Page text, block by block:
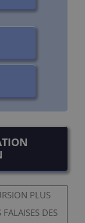
PLUS
DES